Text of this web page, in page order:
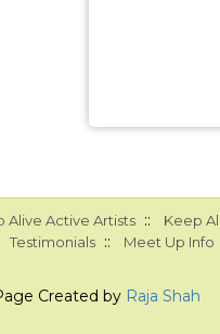
Alive Active Artists :: Keep
Testimonials :: Meet Up Info
Created by Raja Shah